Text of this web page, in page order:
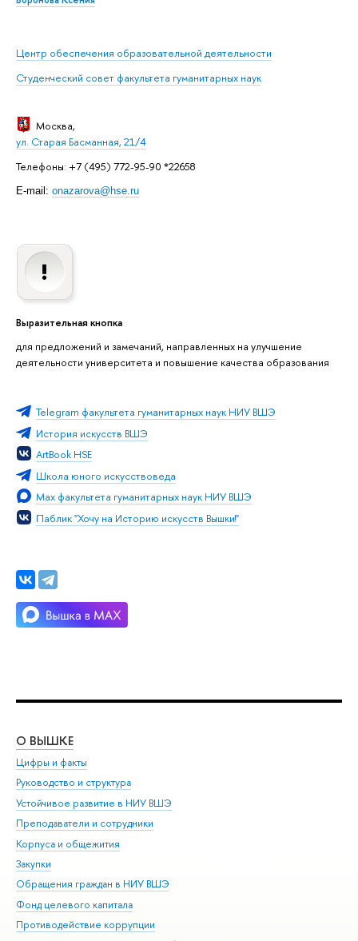
Центр обеспечения образовательной деятельности
Студенческий совет факультета гуманитарных наук
Москва,
ул. Старая Басманная, 21/4
Телефоны: +7 (495) 772-95-90 *22658
E-mail: onazarova@hse.ru
Выразительная кнопка
для предложений и замечаний, направленных на улучшение
деятельности университета и повышение качества образования
Telegram факультета гуманитарных наук НИУ ВШЭ
История искусств ВШЭ
ArtBook HSE
Школа юного искусствоведа
Max факультета гуманитарных наук НИУ ВШЭ
Паблик "Хочу на Историю искусств Вышки!"
О ВЫШКЕ
Цифры и факты
Руководство и структура
Устойчивое развитие в НИУ ВШЭ
Преподаватели и сотрудники
Корпуса и общежития
Закупки
Обращения граждан в НИУ ВШЭ
Фонд целевого капитала
Противодействие коррупции